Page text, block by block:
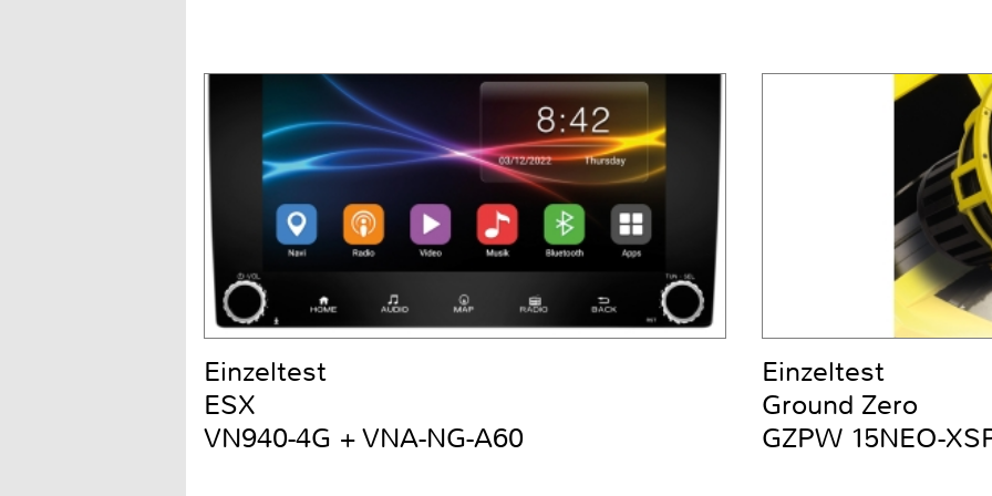
Einzeltest
ESX
VN940-4G + VNA-NG-A60
Einzeltest
Ground Zero
GZPW 15NEO-